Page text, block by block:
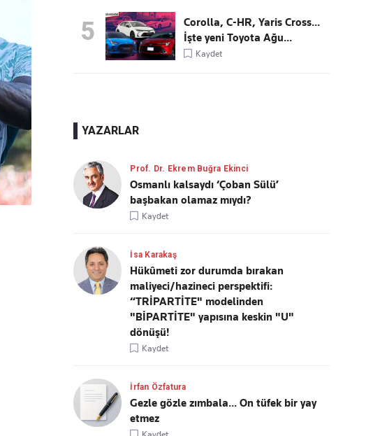
5
Corolla, C-HR, Yaris Cross...
İşte yeni Toyota Ağu...
Kaydet
YAZARLAR
Prof. Dr. Ekrem Buğra Ekinci
Osmanlı kalsaydı ‘Çoban Sülü’
başbakan olamaz mıydı?
Kaydet
İsa Karakaş
Hükûmeti zor durumda bırakan
maliyeci/hazineci perspektifi:
“TRİPARTİTE" modelinden
"BİPARTİTE" yapısına keskin "U"
dönüşü!
Kaydet
İrfan Özfatura
Gezle gözle zımbala... On tüfek bir yay
etmez